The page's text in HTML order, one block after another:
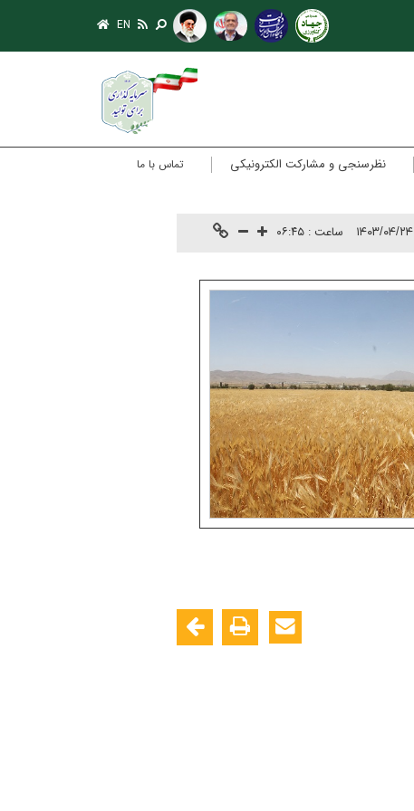
EN
نظرسنجی و مشارکت الکترونیکی تماس با ما
ساعت : ۰۶:۴۵ ۱۴۰۳/۰۴/۲۴